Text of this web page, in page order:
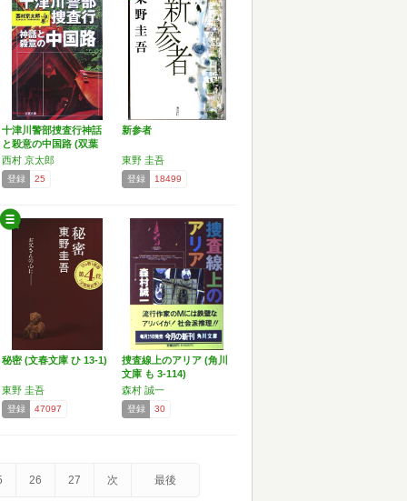
十津川警部捜査行神話
と殺意の中国路 (双葉
文…
西村 京太郎
登録 25
新参者
東野 圭吾
登録 18499
秘密 (文春文庫 ひ 13-1)
東野 圭吾
登録 47097
捜査線上のアリア (角川
文庫 も 3-114)
森村 誠一
登録 30
26 27 次 最後